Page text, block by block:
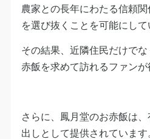
農家との長年にわたる信頼
を選び抜くことを可能にして
その結果、近隣住民だけで
赤飯を求めて訪れるファンが
さらに、鳳月堂のお赤飯は
出しとして提供されています